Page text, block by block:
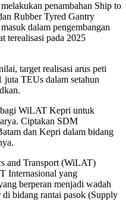
penambahan Ship to
Rubber Tyred Gantry
dalam pengembangan
terealisasi pada 2025
target realisasi arus peti
juta TEUs dalam setahun
bagi WiLAT Kepri untuk
Ciptakan SDM
dan Kepri dalam bidang
and Transport (WiLAT)
Internasional yang
berperan menjadi wadah
bidang rantai pasok (Supply